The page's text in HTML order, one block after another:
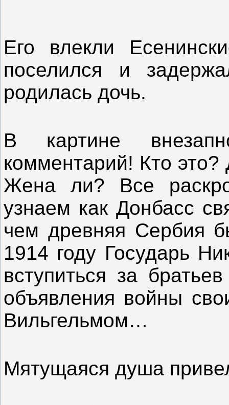
Его влекли
поселился и
родилась дочь.
В картине
комментарий! Кто это?
Жена ли? Все
узнаем как Донбасс
чем древняя Сербия
1914 году Государь
вступиться за
объявления войны
Вильгельмом…
Мятущаяся душа